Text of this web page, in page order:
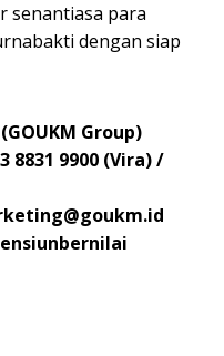
senantiasa para
dengan siap
Group)
9900 (Vira) /